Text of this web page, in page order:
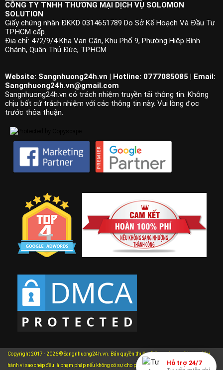
Hỗ trợ 24/7
CÔNG TY TNHH THƯƠNG MẠI DỊCH VỤ SOLOMON
SOLUTION
Giấy chứng nhận ĐKKD 0314651789 Do Sở Kế Hoạch Và Đầu Tư
TP.HCM cấp.
Địa chỉ: 472/9/4 Kha Vạn Cân, Khu Phố 9, Phường Hiệp Bình
Chánh, Quận Thủ Đức, TP.HCM
Website: Sangnhuong24h.vn | Hotline: 0777085085 | Email:
Sangnhuong24h.vn@gmail.com
Sangnhuong24h.vn có trách nhiệm truyền tải thông tin. Không
chịu bất cứ trách nhiệm với các thông tin này. Vui lòng đọc
trước thỏa thuận.
Copyright 2017 - 2026 © Sangnhuong24h.vn. Bản quyền thuộc về Sangnhuong24h.vn. Mọi
hành vi sao chép đều là phạm pháp nếu không có sự cho phép bằng văn bản của chúng tôi.